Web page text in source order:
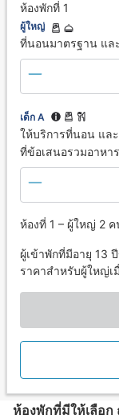
ห้องพักที่ 1
ผู้ใหญ่
ที่นอนมาตรฐาน แล
เด็ก A
ให้บริการที่นอน แล
ที่ข้อเสนอรวมอาหา
ห้องที่ 1 – ผู้ใหญ่ 2
ผู้เข้าพักที่มีอายุ 13
ราคาสำหรับผู้ใหญ่เ
ห้องพักที่มีให้เลือ